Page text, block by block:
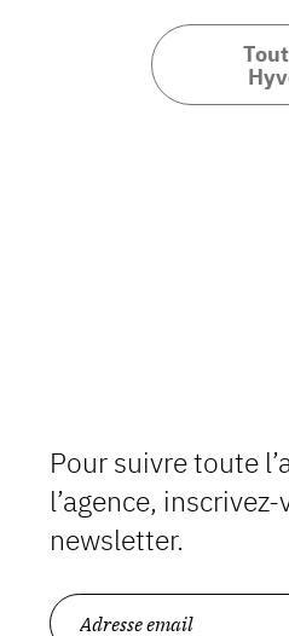
Pour suivre toute
l’agence,
newsletter.